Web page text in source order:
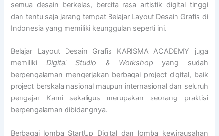
semua desain berkelas, bercita rasa artistik digital tinggi
dan tentu saja jarang tempat Belajar Layout Desain Grafis di
Indonesia yang memiliki keunggulan seperti ini.
Belajar Layout Desain Grafis KARISMA ACADEMY juga
memiliki Digital Studio & Workshop yang sudah
berpengalaman mengerjakan berbagai project digital, baik
project berskala nasional maupun internasional dan seluruh
pengajar Kami sekaligus merupakan seorang praktisi
berpengalaman dibidangnya.
Berbagai lomba StartUp Digital dan lomba kewirausahan